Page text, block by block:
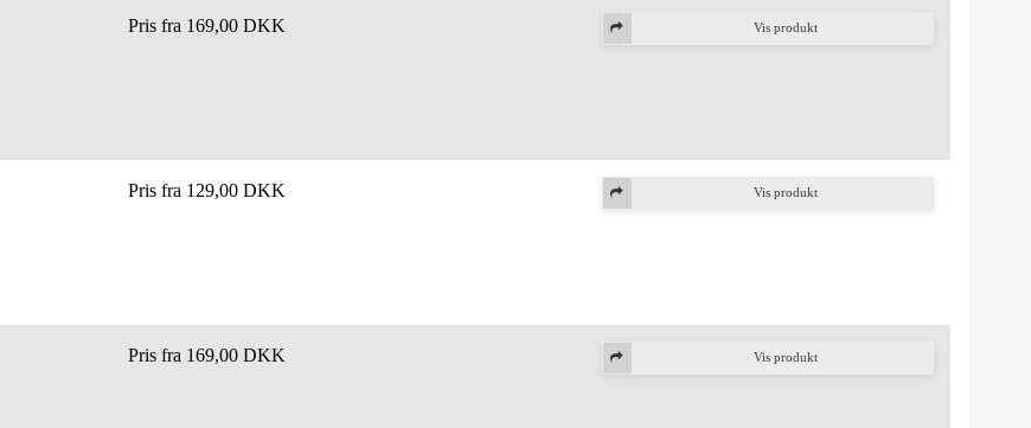
Pris fra 169,00 DKK Vis produkt
Pris fra 129,00 DKK Vis produkt
Pris fra 169,00 DKK Vis produkt